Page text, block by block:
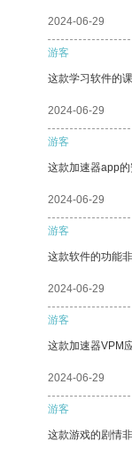
2024-06-29
游客
这款学习软件的
2024-06-29
游客
这款加速器app的
2024-06-29
游客
这款软件的功能
2024-06-29
游客
这款加速器VPM
2024-06-29
游客
这款游戏的剧情